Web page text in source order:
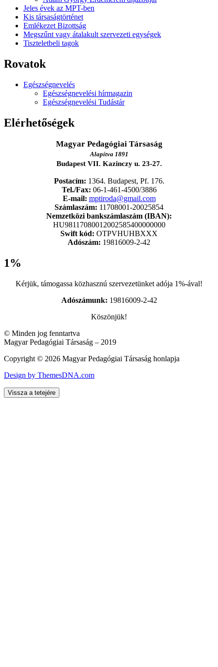
Jeles évek az MPT-ben
Kis társaságtörténet
Emlékezet Bizottság
Megszűnt vagy átalakult szervezeti egységek
Tiszteletbeli tagok
Rovatok
Egészségnevelés
Egészségnevelési hírmagazin
Egészségnevelési Tudástár
Elérhetőségek
Magyar Pedagógiai Társaság
Alapítva 1891
Budapest VII. Kazinczy u. 23-27.
Postacím: 1364. Budapest, Pf. 176.
Tel./Fax: 06-1-461-4500/3886
E-mail: mptiroda@gmail.com
Számlaszám: 11708001-20025854
Nemzetközi bankszámlaszám (IBAN):
HU98117080012002585400000000
Swift kód: OTPVHUHBXXX
Adószám: 19816009-2-42
1%
Kérjük, támogassa közhasznú szervezetünket adója 1%-ával!
Adószámunk: 19816009-2-42
Köszönjük!
© Minden jog fenntartva
Magyar Pedagógiai Társaság – 2019
Copyright © 2026 Magyar Pedagógiai Társaság honlapja
Design by ThemesDNA.com
Vissza a tetejére